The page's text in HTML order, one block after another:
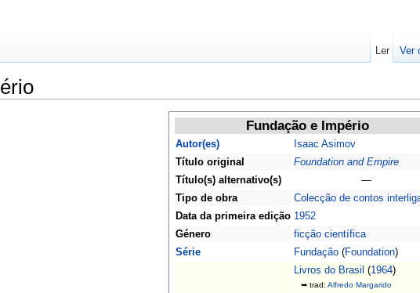
Fundação e Império
Autor(es)
Isaac Asimov
Título original
Foundation and Empire
Título(s) alternativo(s)
—
Tipo de obra
Colecção de contos
Data da primeira edição 1952
Género
ficção científica
Série
Fundação (Foundation)
Livros do Brasil (1964)
➥ trad: Alfredo Margarido
Ler Ver